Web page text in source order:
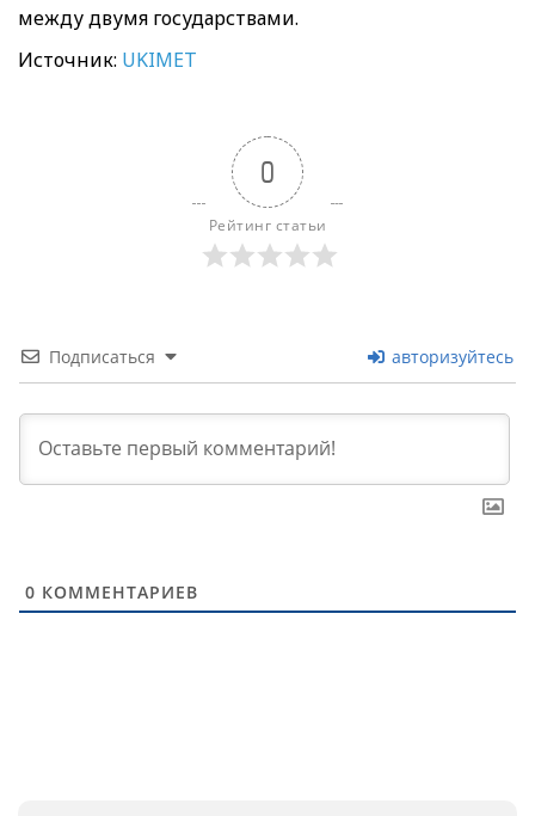
между двумя государствами.
Источник: UKIMET
0
Рейтинг статьи
Подписаться авторизуйтесь
0 КОММЕНТАРИЕВ